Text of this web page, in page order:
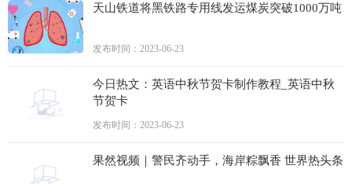
天山铁道将黑铁路专用线发运煤炭突破1000万吨
发布时间：2023-06-23
今日热文：英语中秋节贺卡制作教程_英语中秋
节贺卡
发布时间：2023-06-23
果然视频｜警民齐动手，海岸粽飘香 世界热头条